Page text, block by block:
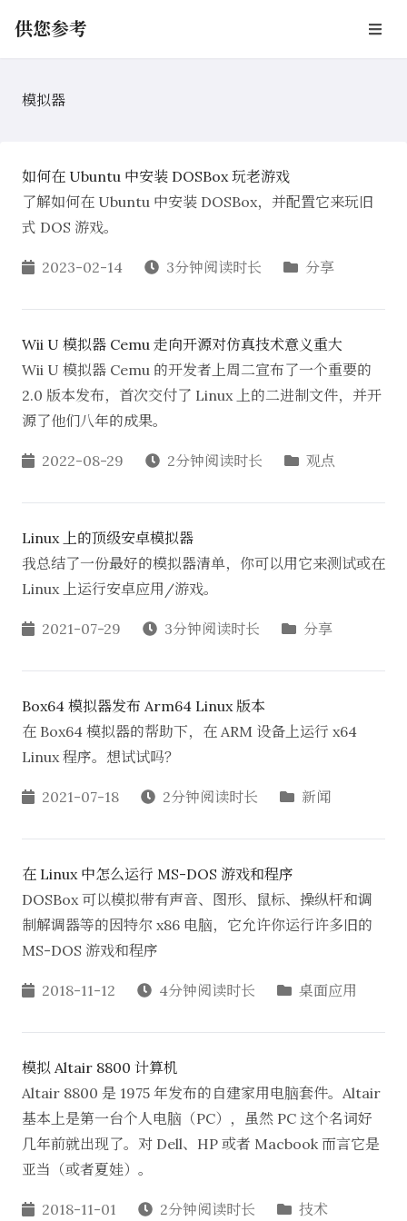
供您参考
模拟器
如何在 Ubuntu 中安装 DOSBox 玩老游戏
了解如何在 Ubuntu 中安装 DOSBox，并配置它来玩旧
式 DOS 游戏。
2023-02-14 3分钟阅读时长 分享
Wii U 模拟器 Cemu 走向开源对仿真技术意义重大
Wii U 模拟器 Cemu 的开发者上周二宣布了一个重要的
2.0 版本发布，首次交付了 Linux 上的二进制文件，并开
源了他们八年的成果。
2022-08-29 2分钟阅读时长 观点
Linux 上的顶级安卓模拟器
我总结了一份最好的模拟器清单，你可以用它来测试或在
Linux 上运行安卓应用/游戏。
2021-07-29 3分钟阅读时长 分享
Box64 模拟器发布 Arm64 Linux 版本
在 Box64 模拟器的帮助下，在 ARM 设备上运行 x64
Linux 程序。想试试吗？
2021-07-18 2分钟阅读时长 新闻
在 Linux 中怎么运行 MS-DOS 游戏和程序
DOSBox 可以模拟带有声音、图形、鼠标、操纵杆和调
制解调器等的因特尔 x86 电脑，它允许你运行许多旧的
MS-DOS 游戏和程序
2018-11-12 4分钟阅读时长 桌面应用
模拟 Altair 8800 计算机
Altair 8800 是 1975 年发布的自建家用电脑套件。Altair
基本上是第一台个人电脑（PC），虽然 PC 这个名词好
几年前就出现了。对 Dell、HP 或者 Macbook 而言它是
亚当（或者夏娃）。
2018-11-01 2分钟阅读时长 技术